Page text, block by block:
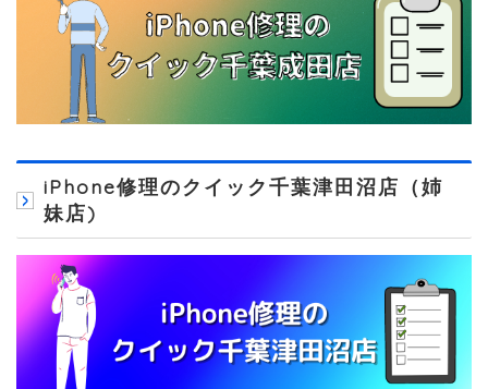
iPhone修理のクイック千葉津田沼店（姉
妹店)